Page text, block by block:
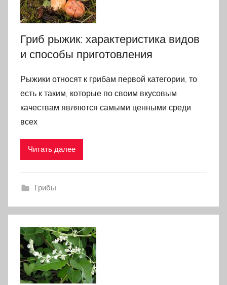
Гриб рыжик: характеристика видов
и способы приготовления
Рыжики относят к грибам первой категории, то
есть к таким, которые по своим вкусовым
качествам являются самыми ценными среди
всех
Читать далее
Грибы